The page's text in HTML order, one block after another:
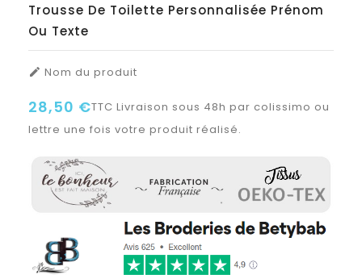
Trousse De Toilette Personnalisée Prénom
Ou Texte
 Nom du produit
28,50 €TTC Livraison sous 48h par colissimo ou
lettre une fois votre produit réalisé.